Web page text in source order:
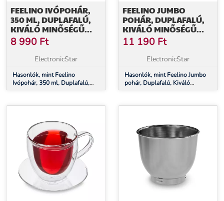
FEELINO IVÓPOHÁR,
350 ML, DUPLAFALÚ,
KIVÁLÓ MINŐSÉGŰ
BOROSZILIKÁT ÜVEG,
EGYEDI
8 990 Ft
ElectronicStar
Hasonlók, mint Feelino
Ivópohár, 350 ml, Duplafalú,
Kiváló minőségű boroszilikát
FEELINO JUMBO
POHÁR, DUPLAFALÚ,
KIVÁLÓ MINŐSÉGŰ
BOROSZILIKÁT ÜVEG, 2
X 410 ML, EGYEDI
11 190 Ft
ElectronicStar
Hasonlók, mint Feelino Jumbo
pohár, Duplafalú, Kiváló
minőségű boroszilikát üveg, 2 x